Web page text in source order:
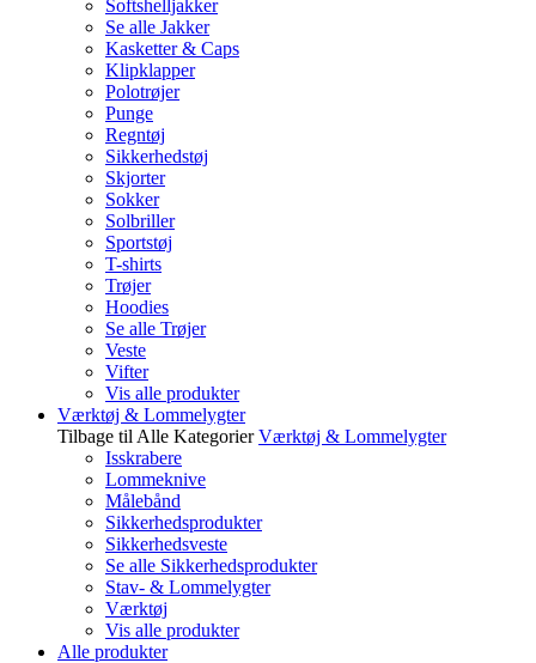
Softshelljakker
Se alle Jakker
Kasketter & Caps
Klipklapper
Polotrøjer
Punge
Regntøj
Sikkerhedstøj
Skjorter
Sokker
Solbriller
Sportstøj
T-shirts
Trøjer
Hoodies
Se alle Trøjer
Veste
Vifter
Vis alle produkter
Værktøj & Lommelygter
Tilbage til Alle Kategorier Værktøj & Lommelygter
Isskrabere
Lommeknive
Målebånd
Sikkerhedsprodukter
Sikkerhedsveste
Se alle Sikkerhedsprodukter
Stav- & Lommelygter
Værktøj
Vis alle produkter
Alle produkter